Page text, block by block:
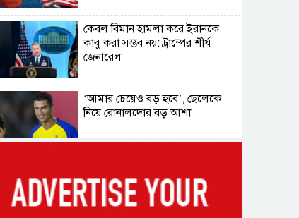
কেবল বিমান হামলা করে ইরানকে
কাবু করা সম্ভব নয়: ট্রাম্পের শীর্ষ
জেনারেল
‘আমার চেয়েও বড় হবে’, ছেলেকে
নিয়ে রোনালদোর বড় আশা
ব্যবধানে হারল বাংলাদেশ